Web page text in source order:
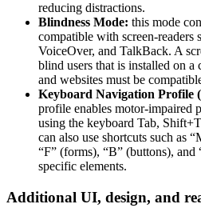
reducing distractions.
Blindness Mode: this mode
compatible with screen-
VoiceOver, and TalkBack. A
blind users that is installed on a
and websites must be
Keyboard Navigation Profile
profile enables motor-impaired
using the keyboard Tab,
can also use shortcuts such as
“F” (forms), “B” (buttons),
specific elements.
Additional UI, design, and